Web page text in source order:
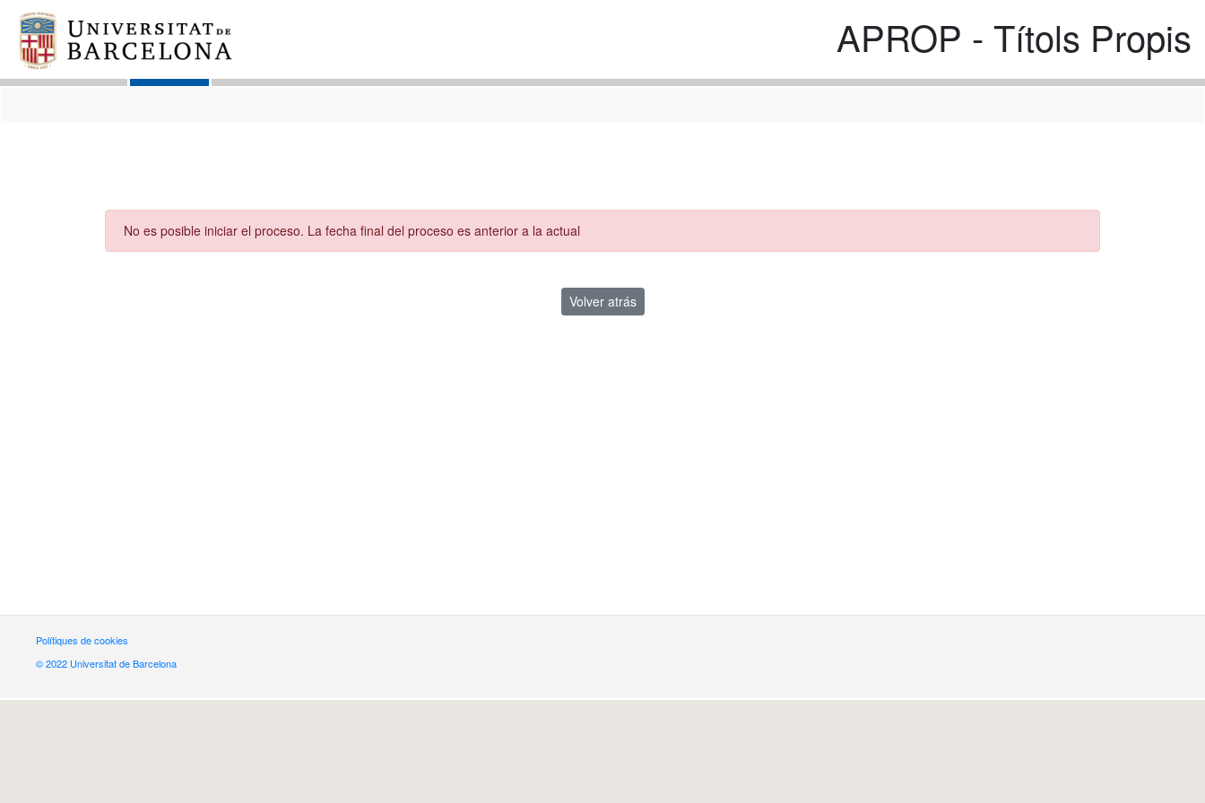
APROP - Títols Propis
No es posible iniciar el proceso. La fecha final del proceso es anterior a la actual
Volver atrás
Polítiques de cookies
© 2022 Universitat de Barcelona